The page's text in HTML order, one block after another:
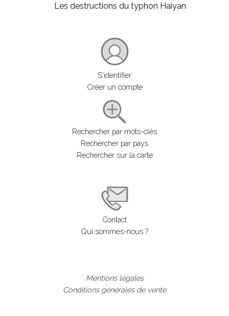
Les destructions du typhon Haiyan
S'identifier
Créer un compte
Rechercher par mots-clés
Rechercher par pays
Rechercher sur la carte
Contact
Qui sommes-nous ?
Mentions légales
Conditions générales de vente